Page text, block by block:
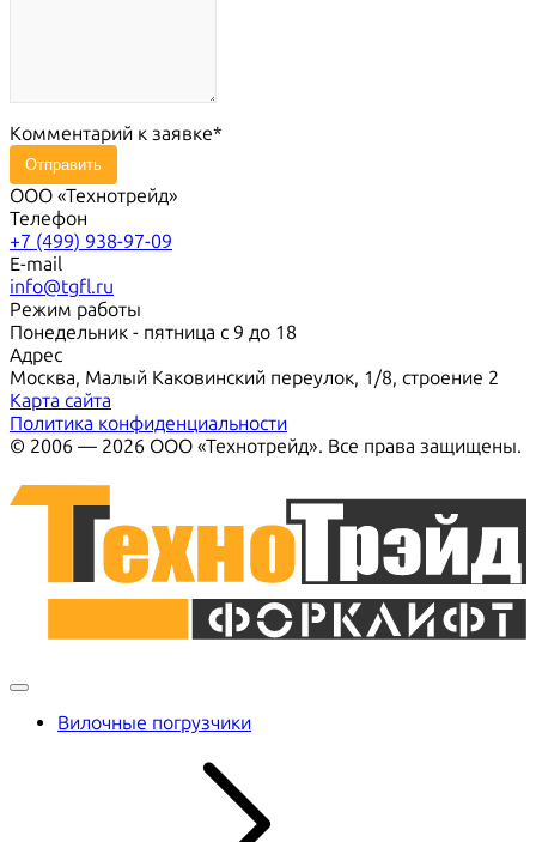
Комментарий к заявке
Отправить
ООО «Технотрейд»
Телефон
+7 (499) 938-97-09
E-mail
info@tgfl.ru
Режим работы
Понедельник - пятница с 9 до 18
Адрес
Москва, Малый Каковинский переулок, 1/8, строение 2
Карта сайта
Политика конфиденциальности
© 2006 — 2026 ООО «Технотрейд». Все права защищены.
Вилочные погрузчики